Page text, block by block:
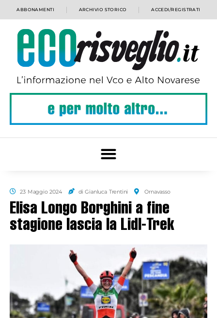
ABBONAMENTI ARCHIVIO STORICO ACCEDI/REGISTRATI
23 Maggio 2024 di Gianluca Trentini Ornavasso
Elisa Longo Borghini a fine
stagione lascia la Lidl-Trek